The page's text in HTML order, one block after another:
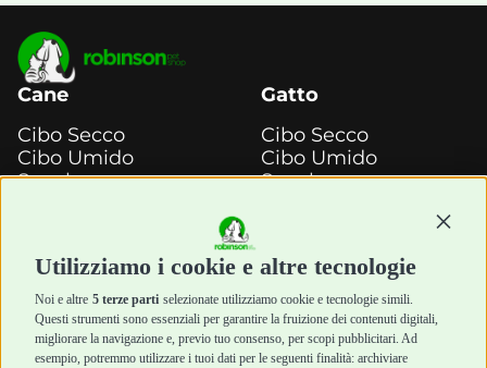
Utilizziamo i cookie e altre tecnologie
Noi e altre 5 terze parti selezionate utilizziamo cookie e tecnologie simili.
Questi strumenti sono essenziali per garantire la fruizione dei contenuti digitali,
migliorare la navigazione e, previo tuo consenso, per scopi pubblicitari. Ad
esempio, potremmo utilizzare i tuoi dati per le seguenti finalità: archiviare
Cane
Cibo Secco
Cibo Umido
Snack e
Igiene e Pulizia
Accessori
Cani Mini
Top Quality
Gatto
Cibo Secco
Cibo Umido
Snack e
Igiene e Pulizia
Accessori
Top Quality